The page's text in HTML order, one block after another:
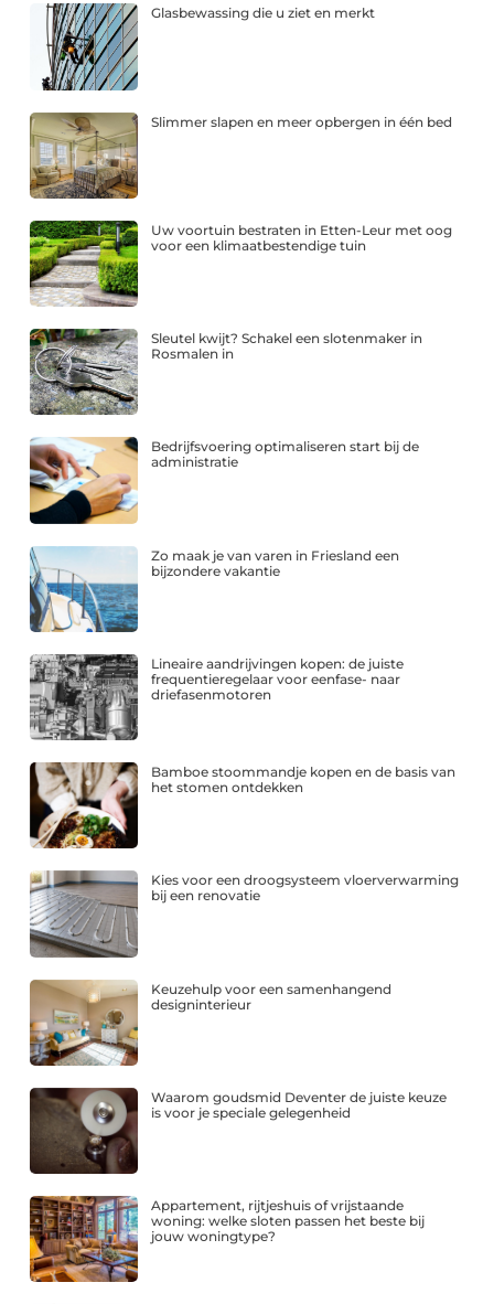
Glasbewassing die u ziet en merkt
Slimmer slapen en meer opbergen in één bed
Uw voortuin bestraten in Etten-Leur met oog
voor een klimaatbestendige tuin
Sleutel kwijt? Schakel een slotenmaker in
Rosmalen in
Bedrijfsvoering optimaliseren start bij de
administratie
Zo maak je van varen in Friesland een
bijzondere vakantie
Lineaire aandrijvingen kopen: de juiste
frequentieregelaar voor eenfase- naar
driefasenmotoren
Bamboe stoommandje kopen en de basis van
het stomen ontdekken
Kies voor een droogsysteem vloerverwarming
bij een renovatie
Keuzehulp voor een samenhangend
designinterieur
Waarom goudsmid Deventer de juiste keuze
is voor je speciale gelegenheid
Appartement, rijtjeshuis of vrijstaande
woning: welke sloten passen het beste bij
jouw woningtype?